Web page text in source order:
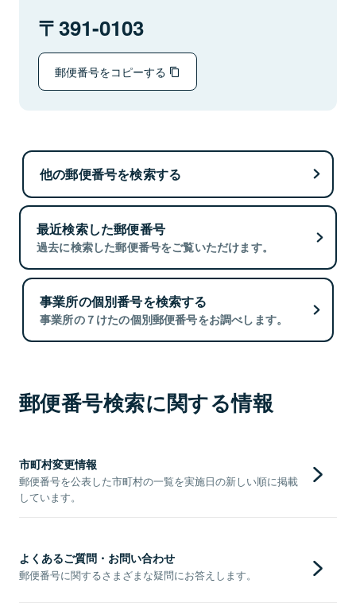
391-0103
郵便番号をコピーする
他の郵便番号を検索する
最近検索した郵便番号
過去に検索した郵便番号をご覧いただけます。
事業所の個別番号を検索する
事業所の７けたの個別郵便番号をお調べします。
郵便番号検索に関する情報
市町村変更情報
郵便番号を公表した市町村の一覧を実施日の新しい順に掲載
しています。
よくあるご質問・お問い合わせ
郵便番号に関するさまざまな疑問にお答えします。